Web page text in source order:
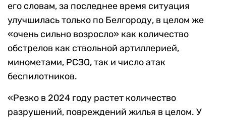
его словам, за последнее время ситуация
улучшилась только по Белгороду, в целом же
«очень сильно возросло» как количество
обстрелов как ствольной артиллерией,
минометами, РСЗО, так и число атак
беспилотников.
«Резко в 2024 году растет количество
разрушений, повреждений жилья в целом. У